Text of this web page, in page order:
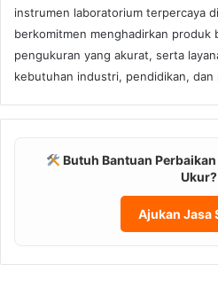
instrumen laboratorium terpercaya
berkomitmen menghadirkan produk
pengukuran yang akurat, serta
kebutuhan industri, pendidikan, dan
Butuh Bantuan
Ukur?
Ajukan Jasa